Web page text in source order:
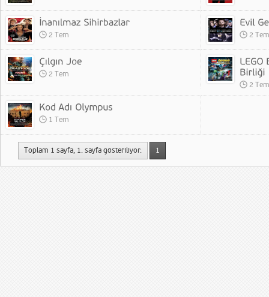
2 Tem 2 Tem
2 Tem
2 Tem
1 Tem
Toplam 1 sayfa, 1. sayfa gösteriliyor. 1